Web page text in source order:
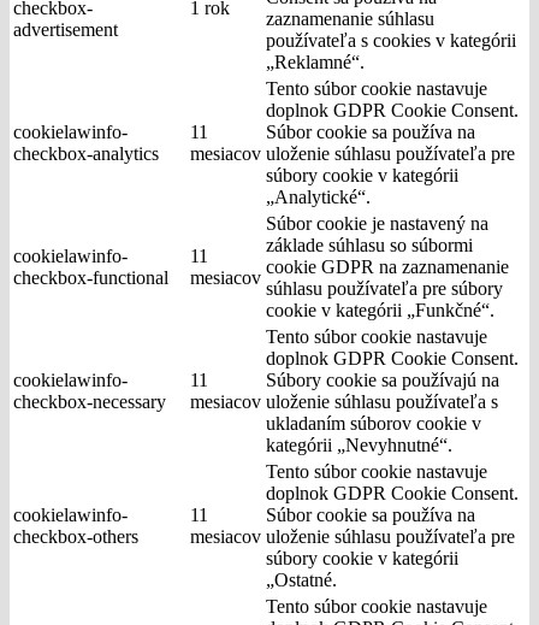
checkbox-
advertisement
1 rok
zaznamenanie súhlasu
používateľa s cookies v kategórii
„Reklamné“.
cookielawinfo-
checkbox-analytics
11
mesiacov
Tento súbor cookie nastavuje
doplnok GDPR Cookie Consent.
Súbor cookie sa používa na
uloženie súhlasu používateľa pre
súbory cookie v kategórii
„Analytické“.
cookielawinfo-
checkbox-functional
11
mesiacov
Súbor cookie je nastavený na
základe súhlasu so súbormi
cookie GDPR na zaznamenanie
súhlasu používateľa pre súbory
cookie v kategórii „Funkčné“.
cookielawinfo-
checkbox-necessary
11
mesiacov
Tento súbor cookie nastavuje
doplnok GDPR Cookie Consent.
Súbory cookie sa používajú na
uloženie súhlasu používateľa s
ukladaním súborov cookie v
kategórii „Nevyhnutné“.
cookielawinfo-
checkbox-others
11
mesiacov
Tento súbor cookie nastavuje
doplnok GDPR Cookie Consent.
Súbor cookie sa používa na
uloženie súhlasu používateľa pre
súbory cookie v kategórii
„Ostatné.
Tento súbor cookie nastavuje